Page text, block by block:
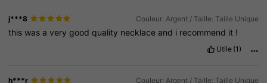
j***8 Couleur: Argent / Taille: Taille Unique
thiswas averygoodquality necklace and i recommend it !
Utile (1)
h***r Couleur: Argent / Taille: Taille Unique